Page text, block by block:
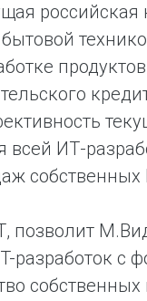
всей ИТ-
разработок с